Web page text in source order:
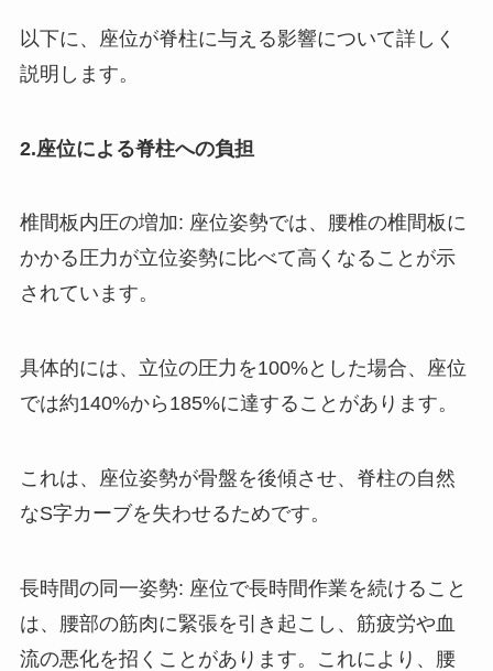
以下に、座位が脊柱に与える影響について詳しく
説明します。
2.座位による脊柱への負担
椎間板内圧の増加: 座位姿勢では、腰椎の椎間板に
かかる圧力が立位姿勢に比べて高くなることが示
されています。
具体的には、立位の圧力を100%とした場合、座位
では約140%から185%に達することがあります。
これは、座位姿勢が骨盤を後傾させ、脊柱の自然
なS字カーブを失わせるためです。
長時間の同一姿勢: 座位で長時間作業を続けること
は、腰部の筋肉に緊張を引き起こし、筋疲労や血
流の悪化を招くことがあります。これにより、腰